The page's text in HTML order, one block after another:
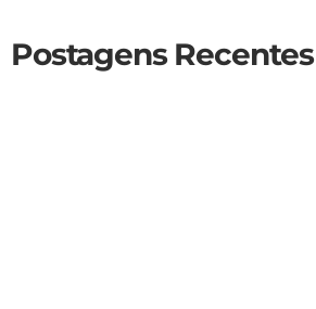
Postagens Recentes